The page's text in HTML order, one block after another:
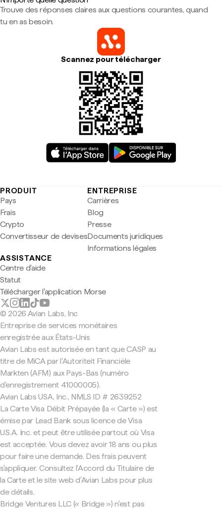
Trouve des réponses claires aux questions courantes, quand
tu en as besoin.
Scannez pour télécharger
PRODUIT
Pays
Frais
Crypto
Convertisseur de devises
ENTREPRISE
Carrières
Blog
Presse
Documents juridiques
Informations légales
ASSISTANCE
Centre d'aide
Statut
Télécharger l'application Morse
© 2026 Avian Labs, Inc
Entreprise de services monétaires
enregistrée aux États-Unis
Avian Labs est autorisée en tant que CASP au
titre de MiCA par l'Autoriteit Financiële
Markten (AFM) aux Pays-Bas (numéro
d'enregistrement 41000005).
Avian Labs USA, Inc., NMLS ID # 2639252
La Carte Visa Débit Prépayée (la « Carte ») est
émise par Lead Bank sous licence de Visa
U.S.A. Inc. et peut être utilisée partout où Visa
est acceptée. Vous devez avoir 18 ans ou plus
pour faire une demande. Des frais peuvent
s'appliquer. Consultez l'Accord du Titulaire de
la Carte et le site web d'Avian Labs pour plus
de détails.
Bridge Ventures LLC (« Bridge ») n'est pas